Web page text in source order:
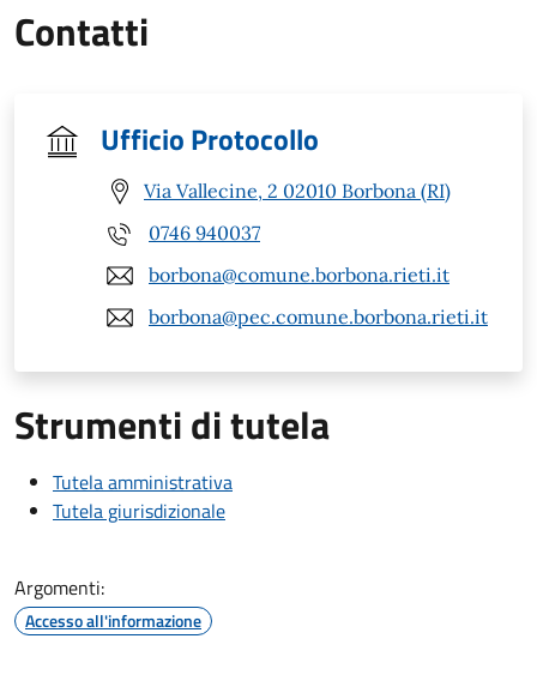
Contatti
Ufficio Protocollo
Via Vallecine, 2 02010 Borbona (RI)
0746 940037
borbona@comune.borbona.rieti.it
borbona@pec.comune.borbona.rieti.it
Strumenti di tutela
Tutela amministrativa
Tutela giurisdizionale
Argomenti:
Accesso all'informazione